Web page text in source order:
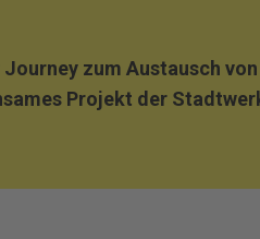
zum Austausch
Projekt der